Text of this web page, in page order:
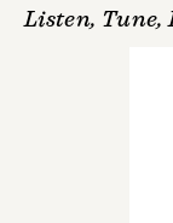
Listen, Tune,